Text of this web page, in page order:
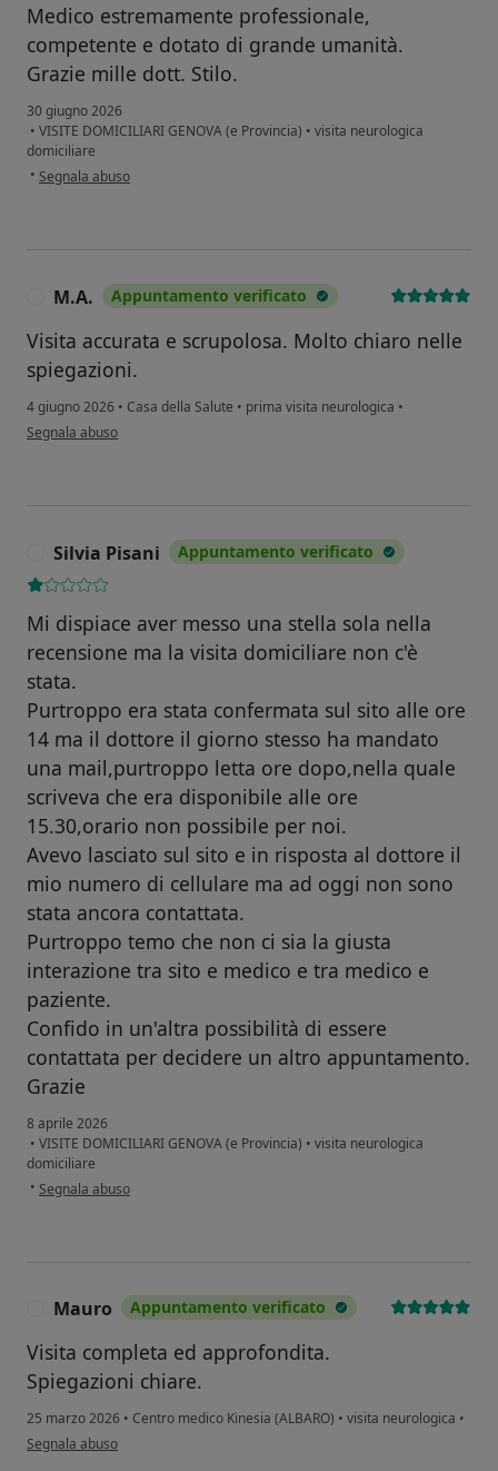
Medico estremamente professionale,
competente e dotato di grande umanità.
Grazie mille dott. Stilo.
30 giugno 2026
• VISITE DOMICILIARI GENOVA (e Provincia) • visita neurologica
domiciliare
• secondo l'opinione dell'utente G.R.
Segnala abuso
M.A. Appuntamento verificato
Visita accurata e scrupolosa. Molto chiaro nelle
spiegazioni.
4 giugno 2026 • Casa della Salute • prima visita neurologica •
secondo l'opinione dell'utente M.A.
Segnala abuso
Silvia Pisani Appuntamento verificato
Mi dispiace aver messo una stella sola nella
recensione ma la visita domiciliare non c'è
stata.
Purtroppo era stata confermata sul sito alle ore
14 ma il dottore il giorno stesso ha mandato
una mail,purtroppo letta ore dopo,nella quale
scriveva che era disponibile alle ore
15.30,orario non possibile per noi.
Avevo lasciato sul sito e in risposta al dottore il
mio numero di cellulare ma ad oggi non sono
stata ancora contattata.
Purtroppo temo che non ci sia la giusta
interazione tra sito e medico e tra medico e
paziente.
Confido in un'altra possibilità di essere
contattata per decidere un altro appuntamento.
Grazie
8 aprile 2026
• VISITE DOMICILIARI GENOVA (e Provincia) • visita neurologica
domiciliare
• secondo l'opinione dell'utente Silvia Pisani
Segnala abuso
Mauro Appuntamento verificato
Visita completa ed approfondita.
Spiegazioni chiare.
25 marzo 2026 • Centro medico Kinesia (ALBARO) • visita neurologica •
secondo l'opinione dell'utente Mauro
Segnala abuso